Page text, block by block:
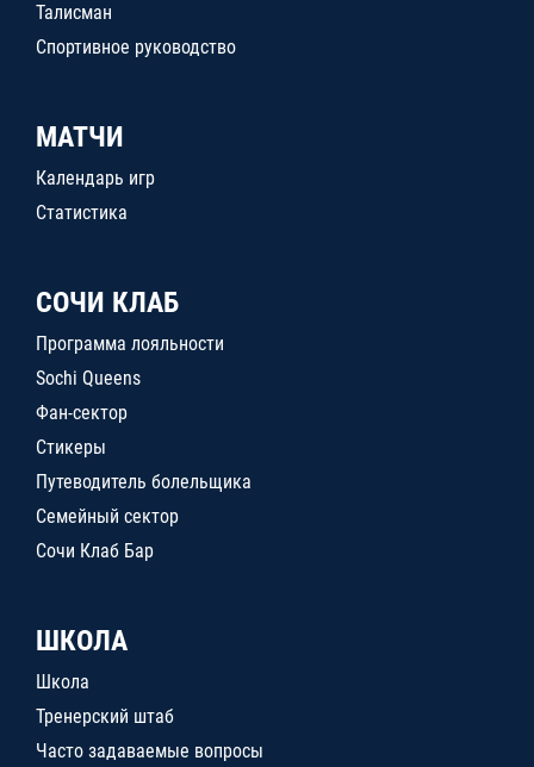
Талисман
Спортивное руководство
МАТЧИ
Календарь игр
Статистика
СОЧИ КЛАБ
Программа лояльности
Sochi Queens
Фан-сектор
Стикеры
Путеводитель болельщика
Семейный сектор
Сочи Клаб Бар
ШКОЛА
Школа
Тренерский штаб
Часто задаваемые вопросы